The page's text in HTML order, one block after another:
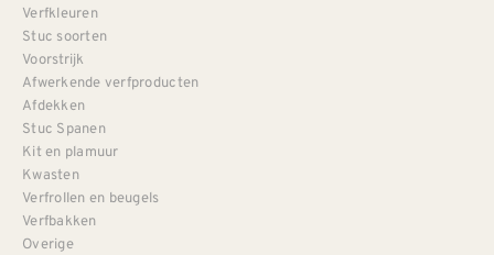
Verfkleuren
Stuc soorten
Voorstrijk
Afwerkende verfproducten
Afdekken
Stuc Spanen
Kit en plamuur
Kwasten
Verfrollen en beugels
Verfbakken
Overige